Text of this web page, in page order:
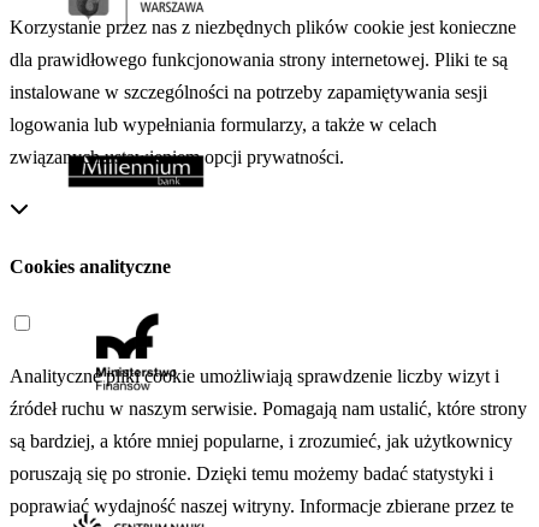
Korzystanie przez nas z niezbędnych plików cookie jest konieczne
dla prawidłowego funkcjonowania strony internetowej. Pliki te są
instalowane w szczególności na potrzeby zapamiętywania sesji
logowania lub wypełniania formularzy, a także w celach
związanych ustawieniem opcji prywatności.
Cookies analityczne
Analityczne pliki cookie umożliwiają sprawdzenie liczby wizyt i
źródeł ruchu w naszym serwisie. Pomagają nam ustalić, które strony
są bardziej, a które mniej popularne, i zrozumieć, jak użytkownicy
poruszają się po stronie. Dzięki temu możemy badać statystyki i
poprawiać wydajność naszej witryny. Informacje zbierane przez te